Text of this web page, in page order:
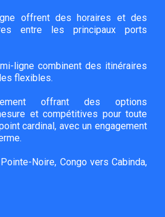
offrent des horaires et des
entre les principaux ports
ligne combinent des itinéraires
flexibles.
offrant des options
et compétitives pour toute
cardinal, avec un engagement
Noire, Congo vers Cabinda,